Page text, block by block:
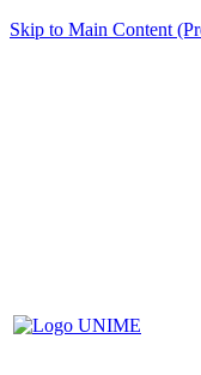
Skip to Main Content